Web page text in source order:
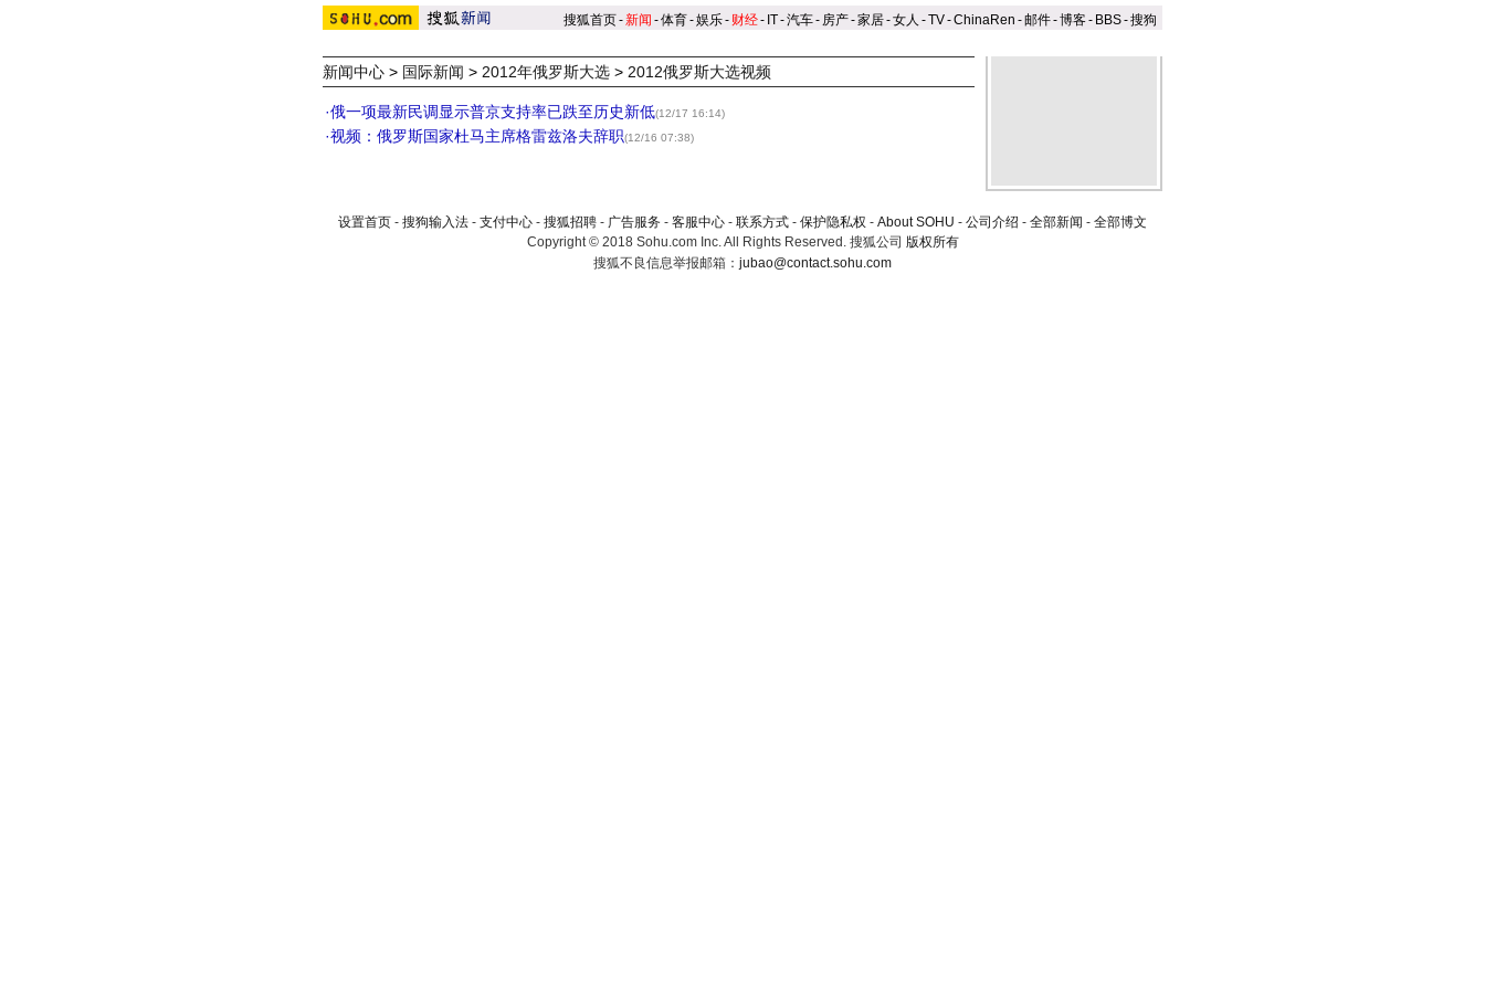
搜狐首页-新闻 -体育-娱乐- 财经- IT-汽车- 房产-家居-女人 -TV-ChinaRen -邮件-博客- BBS-搜狗
新闻中心 > 国际新闻 > 2012年俄罗斯大选 > 2012俄罗斯大选视频
·俄一项最新民调显示普京支持率已跌至历史新低(12/17 16:14)
·视频：俄罗斯国家杜马主席格雷兹洛夫辞职(12/16 07:38)
设置首页 - 搜狗输入法 - 支付中心 - 搜狐招聘 - 广告服务 - 客服中心 - 联系方式 - 保护隐私权 - About SOHU - 公司介绍 - 全部新闻 - 全部博文
Copyright © 2018 Sohu.com Inc. All Rights Reserved.搜狐公司 版权所有
搜狐不良信息举报邮箱： jubao@contact.sohu.com